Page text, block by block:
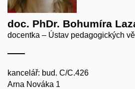
doc. PhDr. Bohumíra
docentka – Ústav pedagogických
kancelář: bud. C/C.426
Arna Nováka 1